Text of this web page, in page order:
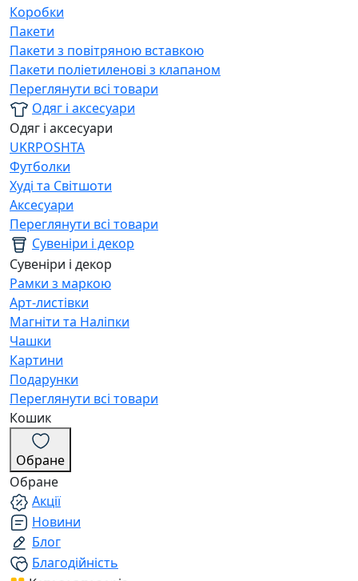
Коробки
Пакети
Пакети з повітряною вставкою
Пакети поліетиленові з клапаном
Переглянути всі товари
Одяг і аксесуари
Одяг і аксесуари
UKRPOSHTA
Футболки
Худі та Світшоти
Аксесуари
Переглянути всі товари
Сувеніри і декор
Сувеніри і декор
Рамки з маркою
Арт-листівки
Магніти та Наліпки
Чашки
Картини
Подарунки
Переглянути всі товари
Кошик
Обране
Обране
Акції
Новини
Блог
Благодійність